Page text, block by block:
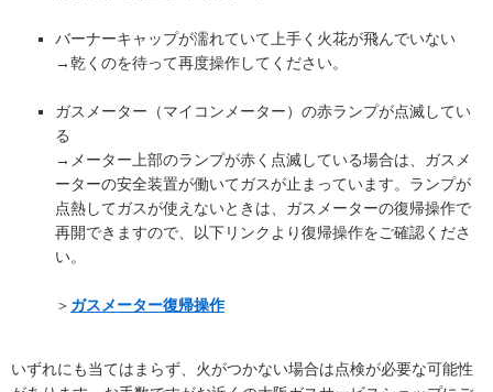
バーナーキャップが濡れていて上手く火花が飛んでいない
→乾くのを待って再度操作してください。
ガスメーター（マイコンメーター）の赤ランプが点滅してい
る
→メーター上部のランプが赤く点滅している場合は、ガスメ
ーターの安全装置が働いてガスが止まっています。ランプが
点熱してガスが使えないときは、ガスメーターの復帰操作で
再開できますので、以下リンクより復帰操作をご確認くださ
い。
＞ ガスメーター復帰操作
いずれにも当てはまらず、火がつかない場合は点検が必要な可能性